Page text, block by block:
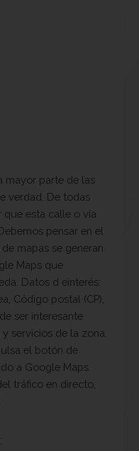
mayor parte de las
verdad. De todas
que esta calle o vía
pensar en el
mapas se generan
Maps que
Datos d einterés:
Código postal (CP),
ser interesante
servicios de la zona.
el botón de
a Google Maps.
tráfico en directo,